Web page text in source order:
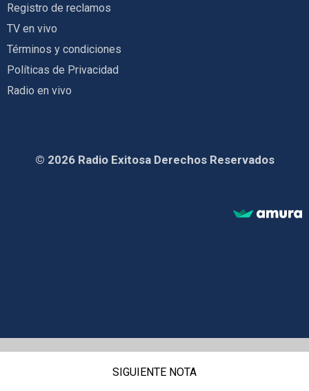
Registro de reclamos
TV en vivo
Términos y condiciones
Políticas de Privacidad
Radio en vivo
© 2026 Radio Exitosa Derechos Reservados
SIGUIENTE NOTA